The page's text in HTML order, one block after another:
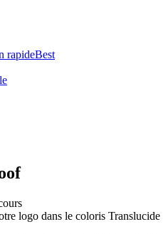
rapideBest